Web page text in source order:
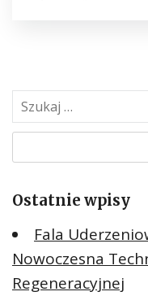
z
k
jOstatnie wpisy
Fala
Nowoczesna
Regeneracyjnej